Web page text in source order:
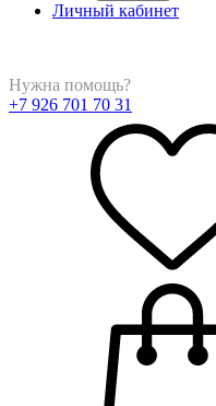
Личный кабинет
Нужна помощь?
+7 926 701 70 31